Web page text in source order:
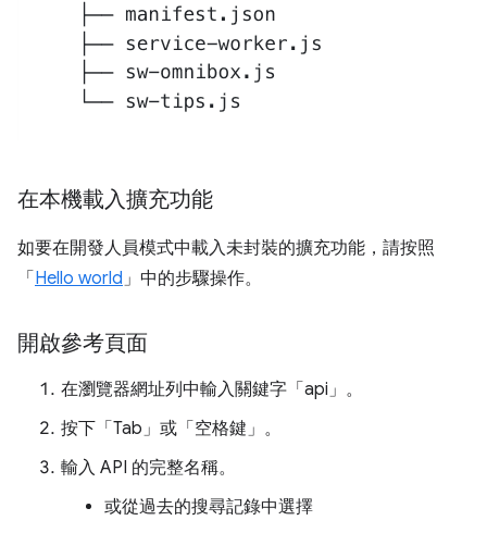
在本機載入擴充功能
如要在開發人員模式中載入未封裝的擴充功能，請按照
「Hello world 」中的步驟操作。
開啟參考頁面
在瀏覽器網址列中輸入關鍵字「api」。
按下「Tab」或「空格鍵」。
輸入 API 的完整名稱。
或從過去的搜尋記錄中選擇